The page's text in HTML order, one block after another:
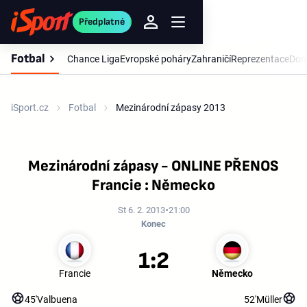
Předplatné
Fotbal Chance LigaEvropské poháryZahraničíReprezentace
iSport.cz Fotbal Mezinárodní zápasy 2013
Mezinárodní zápasy - ONLINE PŘENOS
Francie : Německo
St 6. 2. 2013 21:00
Konec
Francie Německo
1:2
45'Valbuena 52'Müller